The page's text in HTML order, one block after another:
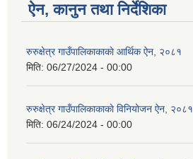
ऐन, कानुन तथा निर्देशिका
रुरुक्षेत्र गाउँपालिकाकाकाे आर्थिक ऐन, २०८१
मिति: 06/27/2024 - 00:00
रुरुक्षेत्र गाउँपालिकाकाकाे विनियोजन ऐन, २०८१
मिति: 06/24/2024 - 00:00